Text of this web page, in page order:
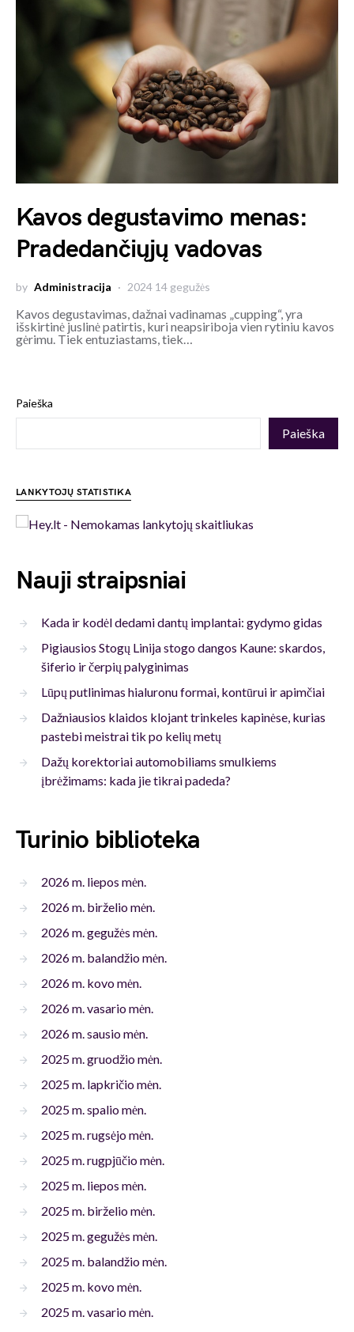
Kavos degustavimo menas:
Pradedančiųjų vadovas
by Administracija 2024 14 gegužės
Kavos degustavimas, dažnai vadinamas „cupping“, yra
išskirtinė juslinė patirtis, kuri neapsiriboja vien rytiniu kavos
gėrimu. Tiek entuziastams, tiek…
Paieška
Paieška
LANKYTOJŲ STATISTIKA
Nauji straipsniai
Kada ir kodėl dedami dantų implantai: gydymo gidas
Pigiausios Stogų Linija stogo dangos Kaune: skardos,
šiferio ir čerpių palyginimas
Lūpų putlinimas hialuronu formai, kontūrui ir apimčiai
Dažniausios klaidos klojant trinkeles kapinėse, kurias
pastebi meistrai tik po kelių metų
Dažų korektoriai automobiliams smulkiems
įbrėžimams: kada jie tikrai padeda?
Turinio biblioteka
2026 m. liepos mėn.
2026 m. birželio mėn.
2026 m. gegužės mėn.
2026 m. balandžio mėn.
2026 m. kovo mėn.
2026 m. vasario mėn.
2026 m. sausio mėn.
2025 m. gruodžio mėn.
2025 m. lapkričio mėn.
2025 m. spalio mėn.
2025 m. rugsėjo mėn.
2025 m. rugpjūčio mėn.
2025 m. liepos mėn.
2025 m. birželio mėn.
2025 m. gegužės mėn.
2025 m. balandžio mėn.
2025 m. kovo mėn.
2025 m. vasario mėn.